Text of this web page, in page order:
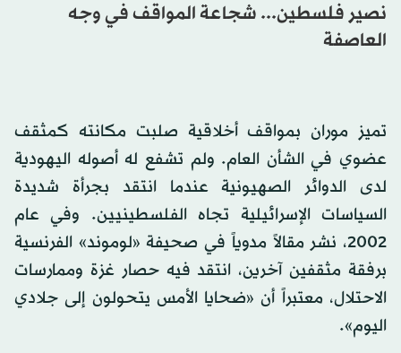
نصير فلسطين... شجاعة المواقف في وجه
العاصفة
تميز موران بمواقف أخلاقية صلبت مكانته كمثقف
عضوي في الشأن العام. ولم تشفع له أصوله اليهودية
لدى الدوائر الصهيونية عندما انتقد بجرأة شديدة
السياسات الإسرائيلية تجاه الفلسطينيين. وفي عام
2002، نشر مقالاً مدوياً في صحيفة «لوموند» الفرنسية
برفقة مثقفين آخرين، انتقد فيه حصار غزة وممارسات
الاحتلال، معتبراً أن «ضحايا الأمس يتحولون إلى جلادي
اليوم».